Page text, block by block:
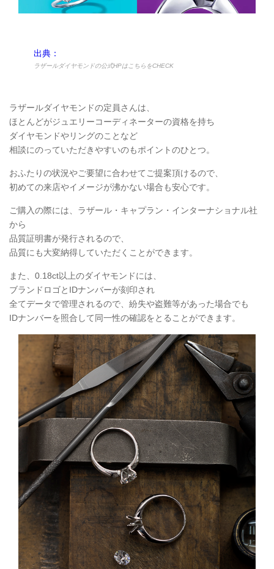
出典：
ラザールダイヤモンドの公式HPはこちらをCHECK
ラザールダイヤモンドの定員さんは、
ほとんどがジュエリーコーディネーターの資格を持ち
ダイヤモンドやリングのことなど
相談にのっていただきやすいのもポイントのひとつ。
おふたりの状況やご要望に合わせてご提案頂けるので、
初めての来店やイメージが沸かない場合も安心です。
ご購入の際には、ラザール・キャプラン・インターナショナル社
から
品質証明書が発行されるので、
品質にも大変納得していただくことができます。
また、0.18ct以上のダイヤモンドには、
ブランドロゴとIDナンバーが刻印され
全てデータで管理されるので、紛失や盗難等があった場合でも
IDナンバーを照合して同一性の確認をとることができます。